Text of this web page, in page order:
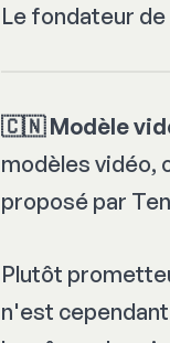
Le fondateur
🇨🇳 Modèle
modèles vidéo,
proposé par
Plutôt
n'est